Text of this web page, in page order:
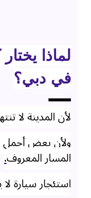
لماذا
في دبي؟
لأن المدينة لا
ولأن بعض أجمل
المسار المعروف.
استئجار سيارة